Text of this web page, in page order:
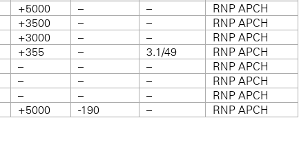
+5000 – –
RNP APCH
+3500 – –
RNP APCH
+3000 – –
RNP APCH
+355 – 3.1/49
RNP APCH
– – –
RNP APCH
– – –
RNP APCH
– – –
RNP APCH
+5000 -190 – RNP APCH